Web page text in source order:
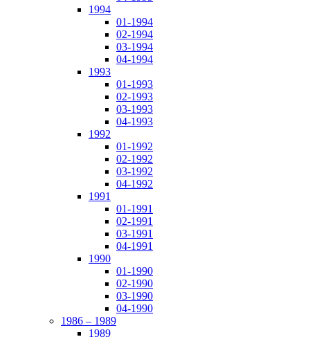
1994
01-1994
02-1994
03-1994
04-1994
1993
01-1993
02-1993
03-1993
04-1993
1992
01-1992
02-1992
03-1992
04-1992
1991
01-1991
02-1991
03-1991
04-1991
1990
01-1990
02-1990
03-1990
04-1990
1986 – 1989
1989